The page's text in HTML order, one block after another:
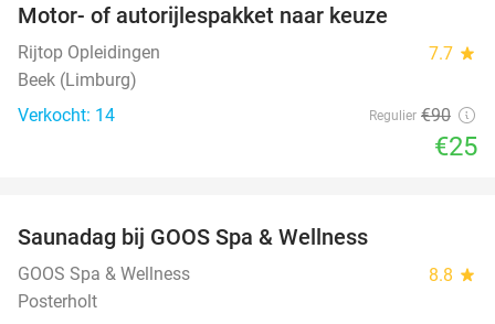
Motor- of autorijlespakket naar keuze
Rijtop Opleidingen 7.7 star
Beek (Limburg)
Verkocht: 14
Regulier €90
€25
TODAY
Saunadag bij GOOS Spa & Wellness
GOOS Spa & Wellness 8.8 star
Posterholt